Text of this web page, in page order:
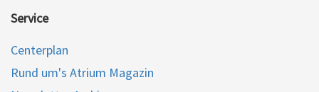
Service
Centerplan
Rund um's Atrium Magazin